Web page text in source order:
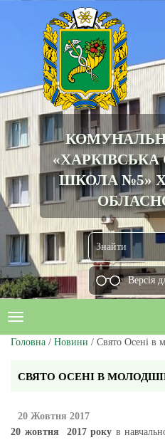
ШКОЛА №5»
Версiя
Головна / Новини / Свято Осені в
СВЯТО ОСЕНІ В
20 Жовтня 2017
20 жовтня
2017 року в